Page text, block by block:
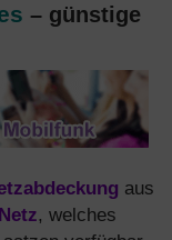
– günstige
aus
, welches